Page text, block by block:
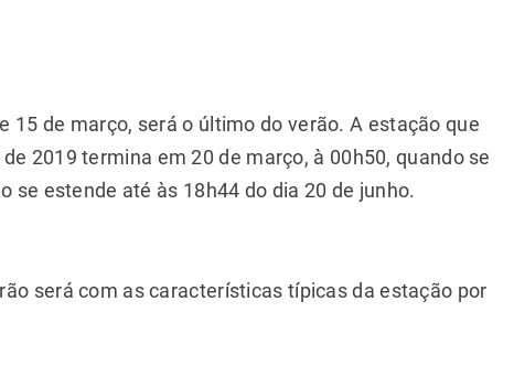
15 de março, será o último do verão. A estação que
2019 termina em 20 de março, à 00h50, quando se
se estende até às 18h44 do dia 20 de junho.
será com as características típicas da estação por